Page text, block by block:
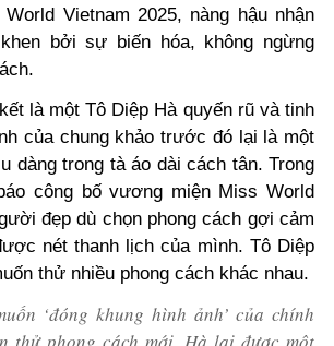
Vietnam 2025, nàng hậu nhận
bởi sự biến hóa, không ngừng
là một Tô Diệp Hà quyến rũ và tinh
của chung khảo trước đó lại là một
dàng trong tà áo dài cách tân. Trong
công bố vương miện Miss World
đẹp dù chọn phong cách gợi cảm
nét thanh lịch của mình. Tô Diệp
thử nhiều phong cách khác nhau.
‘đóng khung hình ảnh’ của chính